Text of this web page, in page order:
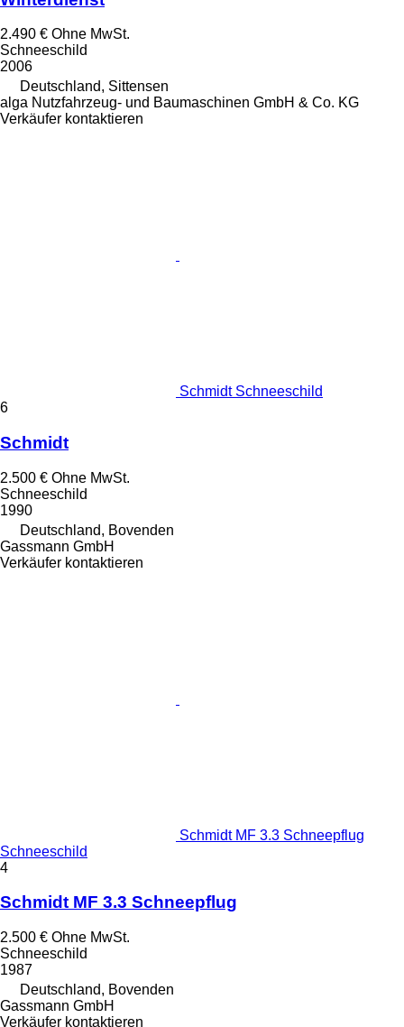
2.490 € Ohne MwSt.
Schneeschild
2006
Deutschland, Sittensen
alga Nutzfahrzeug- und Baumaschinen GmbH & Co. KG
Verkäufer kontaktieren
Schmidt Schneeschild
6
Schmidt
2.500 € Ohne MwSt.
Schneeschild
1990
Deutschland, Bovenden
Gassmann GmbH
Verkäufer kontaktieren
Schmidt MF 3.3 Schneepflug
Schneeschild
4
Schmidt MF 3.3 Schneepflug
2.500 € Ohne MwSt.
Schneeschild
1987
Deutschland, Bovenden
Gassmann GmbH
Verkäufer kontaktieren